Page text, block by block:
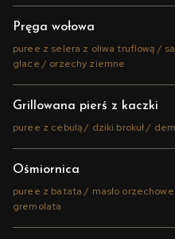
Pręga wołowa
puree z selera z oliwa truflową /
glace / orzechy ziemne
Grillowana pierś z kaczki
puree z cebulą / dziki brokuł /
Ośmiornica
puree z batata / masło
gremolata